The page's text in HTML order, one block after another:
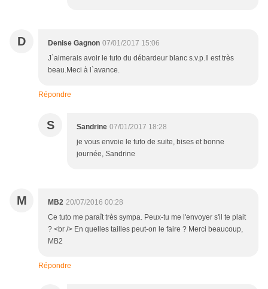
D Denise Gagnon 07/01/2017 15:06
J`aimerais avoir le tuto du débardeur blanc s.v.p.Il est très
beau.Meci à l`avance.
Répondre
S Sandrine 07/01/2017 18:28
je vous envoie le tuto de suite, bises et bonne
journée, Sandrine
M MB2 20/07/2016 00:28
Ce tuto me paraît très sympa. Peux-tu me l'envoyer s'il te plait
? <br /> En quelles tailles peut-on le faire ? Merci beaucoup,
MB2
Répondre